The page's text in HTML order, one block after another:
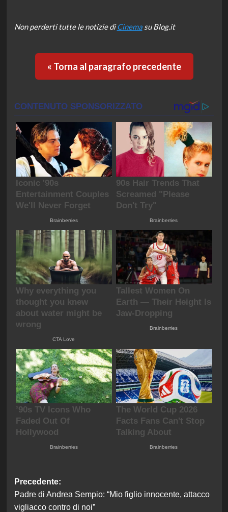
Non perderti tutte le notizie diCinemasu Blog.it
« Torna al paragrafo precedente
Navigazione
articolo
Precedente:
Padre di Andrea Sempio: “Mio figlio innocente, attacco
vigliacco contro di noi”